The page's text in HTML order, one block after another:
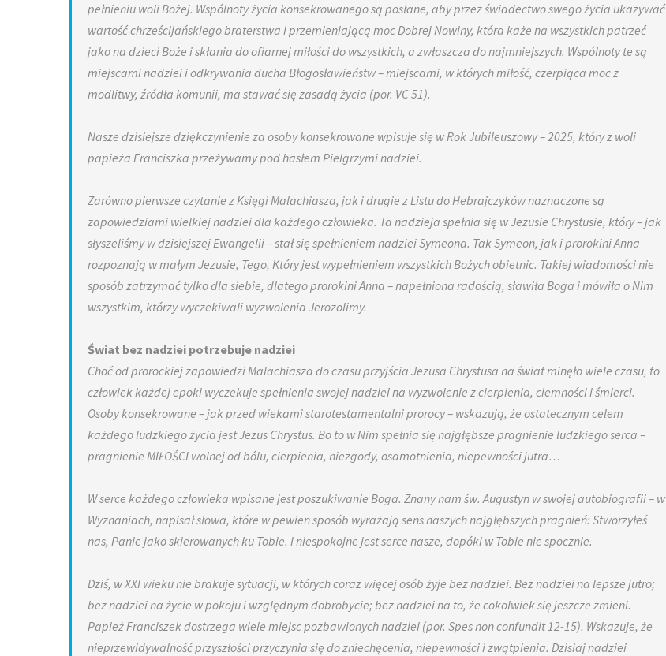
pełnieniu woli Bożej. Wspólnoty życia konsekrowanego są posłane, aby przez świadectwo swego życia ukazywać
wartość chrześcijańskiego braterstwa i przemieniającą moc Dobrej Nowiny, która każe na wszystkich patrzeć
jako na dzieci Boże i skłania do ofiarnej miłości do wszystkich, a zwłaszcza do najmniejszych. Wspólnoty te są
miejscami nadziei i odkrywania ducha Błogosławieństw – miejscami, w których miłość, czerpiąca moc z
modlitwy, źródła komunii, ma stawać się zasadą życia (por. VC 51).
Nasze dzisiejsze dziękczynienie za osoby konsekrowane wpisuje się w Rok Jubileuszowy – 2025, który z woli
papieża Franciszka przeżywamy pod hasłem Pielgrzymi nadziei.
Zarówno pierwsze czytanie z Księgi Malachiasza, jak i drugie z Listu do Hebrajczyków naznaczone są
zapowiedziami wielkiej nadziei dla każdego człowieka. Ta nadzieja spełnia się w Jezusie Chrystusie, który – jak
słyszeliśmy w dzisiejszej Ewangelii – stał się spełnieniem nadziei Symeona. Tak Symeon, jak i prorokini Anna
rozpoznają w małym Jezusie, Tego, Który jest wypełnieniem wszystkich Bożych obietnic. Takiej wiadomości nie
sposób zatrzymać tylko dla siebie, dlatego prorokini Anna – napełniona radością, sławiła Boga i mówiła o Nim
wszystkim, którzy wyczekiwali wyzwolenia Jerozolimy.
Świat bez nadziei potrzebuje nadziei
Choć od prorockiej zapowiedzi Malachiasza do czasu przyjścia Jezusa Chrystusa na świat minęło wiele czasu, to
człowiek każdej epoki wyczekuje spełnienia swojej nadziei na wyzwolenie z cierpienia, ciemności i śmierci.
Osoby konsekrowane – jak przed wiekami starotestamentalni prorocy – wskazują, że ostatecznym celem
każdego ludzkiego życia jest Jezus Chrystus. Bo to w Nim spełnia się najgłębsze pragnienie ludzkiego serca –
pragnienie MIŁOŚCI wolnej od bólu, cierpienia, niezgody, osamotnienia, niepewności jutra…
W serce każdego człowieka wpisane jest poszukiwanie Boga. Znany nam św. Augustyn w swojej autobiografii – w
Wyznaniach, napisał słowa, które w pewien sposób wyrażają sens naszych najgłębszych pragnień: Stworzyłeś
nas, Panie jako skierowanych ku Tobie. I niespokojne jest serce nasze, dopóki w Tobie nie spocznie.
Dziś, w XXI wieku nie brakuje sytuacji, w których coraz więcej osób żyje bez nadziei. Bez nadziei na lepsze jutro;
bez nadziei na życie w pokoju i względnym dobrobycie; bez nadziei na to, że cokolwiek się jeszcze zmieni.
Papież Franciszek dostrzega wiele miejsc pozbawionych nadziei (por. Spes non confundit 12-15). Wskazuje, że
nieprzewidywalność przyszłości przyczynia się do zniechęcenia, niepewności i zwątpienia. Dzisiaj nadziei